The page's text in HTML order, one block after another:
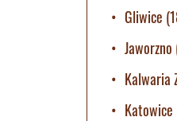
Gliwice
Jaworzno
Kalwaria
Katowice